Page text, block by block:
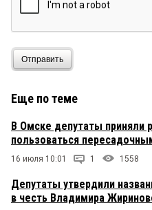
Отправить
Еще по теме
В Омске депутаты приняли
пользоваться
16 июля 10:01 1 1558
Депутаты утвердили
в честь Владимира